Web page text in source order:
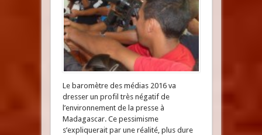
Le baromètre des médias 2016 va
dresser un profil très négatif de
l’environnement de la presse à
Madagascar. Ce pessimisme
s’expliquerait par une réalité, plus dure